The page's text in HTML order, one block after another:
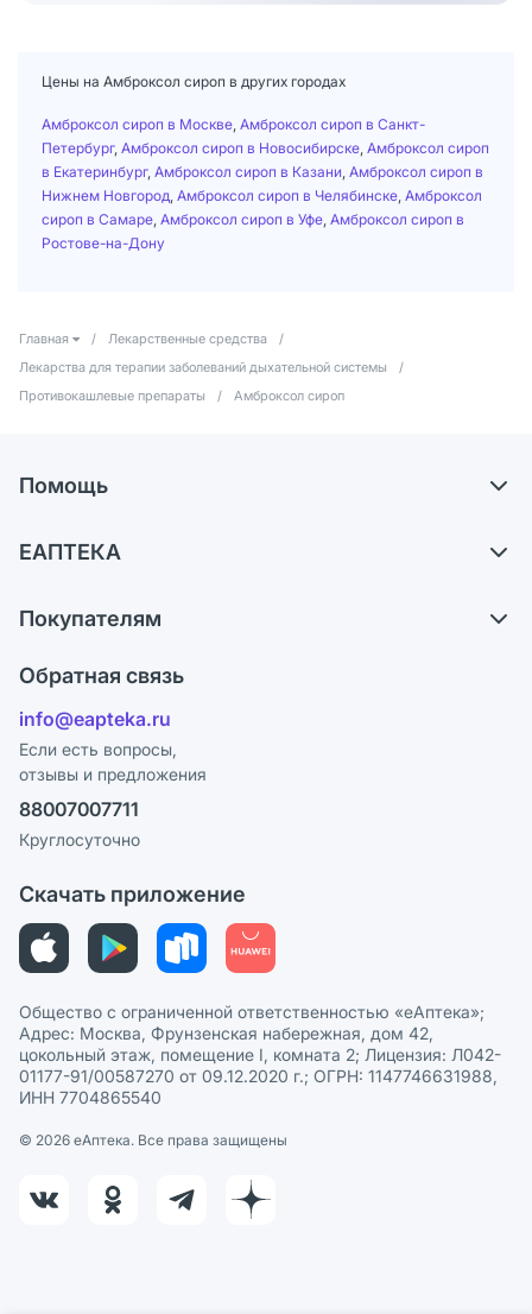
Цены на Амброксол сироп в других городах
Амброксол сироп в Москве Амброксол сироп в Санкт-
Петербург, Амброксол сироп в Новосибирске Амброксол сироп
в Екатеринбург, Амброксол сироп в Казани Амброксол сироп в
Нижнем Новгород Амброксол сироп в Челябинске Амброксол
сироп в Самаре Амброксол сироп в Уфе Амброксол сироп в
Ростове-на-Дону
Главная / Лекарственные средства
/
Лекарства для терапии заболеваний дыхательной системы
/
Противокашлевые препараты
/ Амброксол сироп
Помощь
Обмен и возврат
Блог
ЕАПТЕКА
Карьера
Поставщики
Лицензия
Реклама на сайте
Ваши товары на ЕАПТЕКЕ
Покупателям
Программа СберСпасибо
Политика конфиденциальности
Пользовательское соглашение
Политика рекомендаций
Этика и соответствие
Политика в отношении обработки персональных данных
Обратная связь
info@eapteka.ru
Если есть вопросы,
отзывы и предложения
88007007711
Круглосуточно
Скачать приложение
Общество с ограниченной ответственностью «еАптека»;
Адрес: Москва, Фрунзенская набережная, дом 42,
цокольный этаж, помещение I, комната 2; Лицензия: Л042-
01177-91/00587270 от 09.12.2020 г.; ОГРН: 1147746631988,
ИНН 7704865540
© 2026 eАптека. Все права защищены